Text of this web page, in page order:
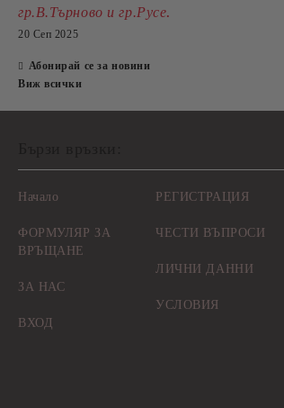
гр.В.Търново и гр.Русе.
20 Сеп 2025
Абонирай се за новини
Виж всички
Начало
ФОРМУЛЯР ЗА
ВРЪЩАНЕ
ЗА НАС
ВХОД
РЕГИСТРАЦИЯ
ЧЕСТИ ВЪПРОСИ
ЛИЧНИ ДАННИ
УСЛОВИЯ